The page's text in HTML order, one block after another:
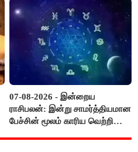
07-08-2026 - இன்றைய
ராசிபலன்: இன்று சாமர்த்தியமான
பேச்சின் மூலம் காரிய வெற்றி